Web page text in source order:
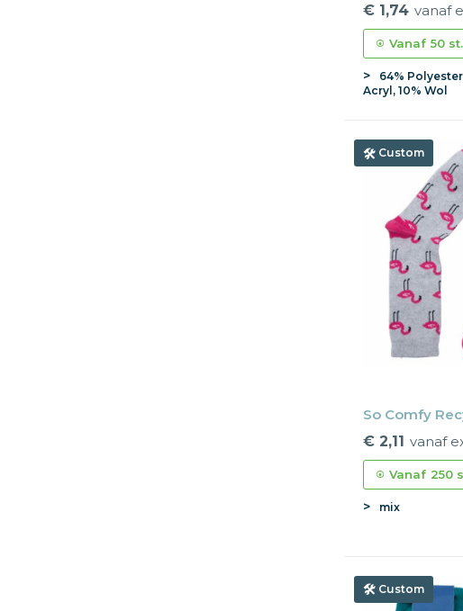
€ 1,74 vanaf
Vanaf 50 st.
64%
Acryl, 10% Wol
Custom
So Comfy
€ 2,11 vanaf
Vanaf 250
mix
Custom